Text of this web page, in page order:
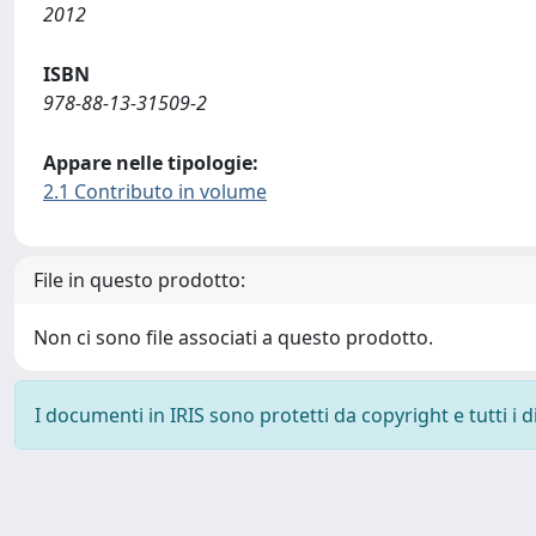
2012
ISBN
978-88-13-31509-2
Appare nelle tipologie:
2.1 Contributo in volume
File in questo prodotto:
Non ci sono file associati a questo prodotto.
I documenti in IRIS sono protetti da copyright e tutti i